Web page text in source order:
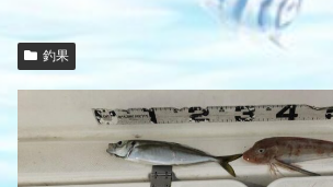
釣果